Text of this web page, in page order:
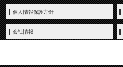
個人情報保護方針
会社情報